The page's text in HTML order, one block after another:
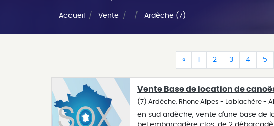
Accueil Vente Ardèche (7)
«(current)
1(current)
2(current)
3(current)
4 5
Vente Base de location de
(7) Ardèche, Rhone Alpes - Lablachère -
en sud ardèche, vente d'une base de